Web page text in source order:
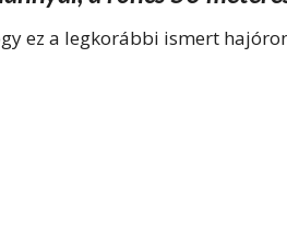
ez a legkorábbi ismert